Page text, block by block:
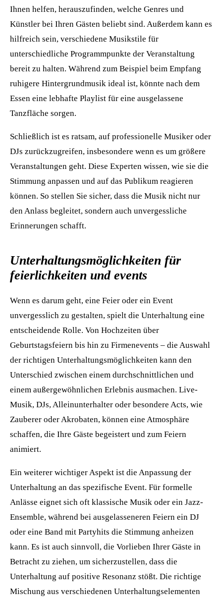
Ihnen helfen, herauszufinden, welche Genres und
Künstler bei Ihren Gästen beliebt sind. Außerdem kann es
hilfreich sein, verschiedene Musikstile für
unterschiedliche Programmpunkte der Veranstaltung
bereit zu halten. Während zum Beispiel beim Empfang
ruhigere Hintergrundmusik ideal ist, könnte nach dem
Essen eine lebhafte Playlist für eine ausgelassene
Tanzfläche sorgen.
Schließlich ist es ratsam, auf professionelle Musiker oder
DJs zurückzugreifen, insbesondere wenn es um größere
Veranstaltungen geht. Diese Experten wissen, wie sie die
Stimmung anpassen und auf das Publikum reagieren
können. So stellen Sie sicher, dass die Musik nicht nur
den Anlass begleitet, sondern auch unvergessliche
Erinnerungen schafft.
Unterhaltungsmöglichkeiten für
feierlichkeiten und events
Wenn es darum geht, eine Feier oder ein Event
unvergesslich zu gestalten, spielt die Unterhaltung eine
entscheidende Rolle. Von Hochzeiten über
Geburtstagsfeiern bis hin zu Firmenevents – die Auswahl
der richtigen Unterhaltungsmöglichkeiten kann den
Unterschied zwischen einem durchschnittlichen und
einem außergewöhnlichen Erlebnis ausmachen. Live-
Musik, DJs, Alleinunterhalter oder besondere Acts, wie
Zauberer oder Akrobaten, können eine Atmosphäre
schaffen, die Ihre Gäste begeistert und zum Feiern
animiert.
Ein weiterer wichtiger Aspekt ist die Anpassung der
Unterhaltung an das spezifische Event. Für formelle
Anlässe eignet sich oft klassische Musik oder ein Jazz-
Ensemble, während bei ausgelasseneren Feiern ein DJ
oder eine Band mit Partyhits die Stimmung anheizen
kann. Es ist auch sinnvoll, die Vorlieben Ihrer Gäste in
Betracht zu ziehen, um sicherzustellen, dass die
Unterhaltung auf positive Resonanz stößt. Die richtige
Mischung aus verschiedenen Unterhaltungselementen